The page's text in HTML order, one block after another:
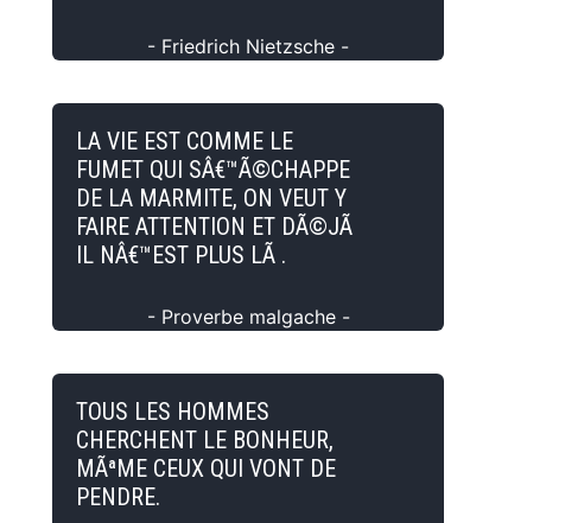
- Friedrich Nietzsche -
LA VIE EST COMME LE
FUMET QUI SÂ€™Ã©CHAPPE
DE LA MARMITE, ON VEUT Y
FAIRE ATTENTION ET DÃ©JÃ
IL NÂ€™EST PLUS LÃ .
- Proverbe malgache -
TOUS LES HOMMES
CHERCHENT LE BONHEUR,
MÃªME CEUX QUI VONT DE
PENDRE.